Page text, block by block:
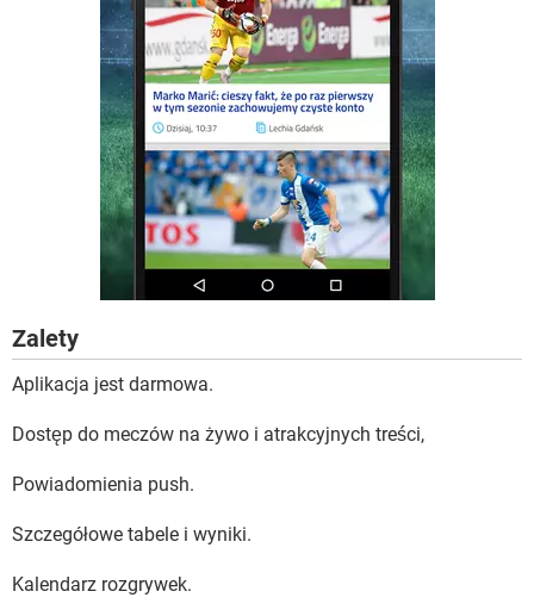
Zalety
Aplikacja jest darmowa.
Dostęp do meczów na żywo i atrakcyjnych treści,
Powiadomienia push.
Szczegółowe tabele i wyniki.
Kalendarz rozgrywek.